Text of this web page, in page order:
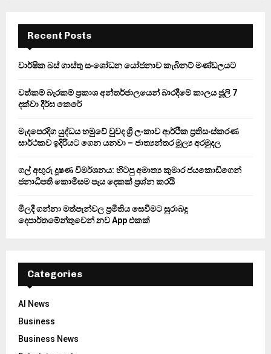
f
r
E
A
Recent Posts
වාර්ෂික බස් ගාස්තු සංශෝධන යෝජනාව කැබිනට් මණ්ඩලයට
වත්කම් බැරකම් ප්‍රකාශ අන්තර්ජාලයෙන් බාරදීමේ කාලය ජූලි 7
දක්වා දීර්ඝ කෙරේ
මැදපෙරදිග යුද්ධය හමුවේ වුවද ශ්‍රී ලංකාව ආර්ථික ප්‍රතිසංස්කරණ
සාර්ථකව ඉදිරියට ගෙන යනවා – ජාත්‍යන්තර මූල්‍ය අරමුදල
ගල් අඟුරු දූෂණ විමර්ශනය: හිටපු අමාත්‍ය කුමාර ජයකොඩිගෙන්
ජනාධිපති කොමිසම පැය දෙකක් ප්‍රශ්න කරයි
මිලදී ගන්නා මත්පැන්වල ප්‍රමිතිය සෙවීමට සුරාබදු
දෙපාර්තමේන්තුවෙන් නව App එකක්
Categories
AI News
Business
Business News